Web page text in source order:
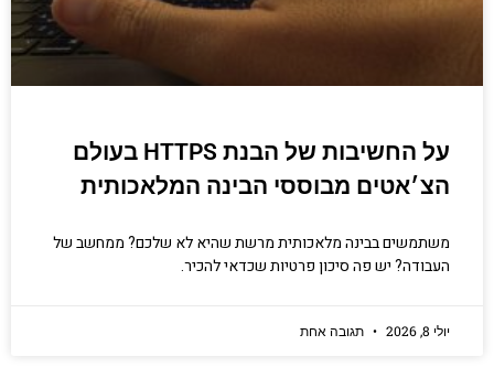
על החשיבות של הבנת HTTPS בעולם
הצ׳אטים מבוססי הבינה המלאכותית
משתמשים בבינה מלאכותית מרשת שהיא לא שלכם? ממחשב של
העבודה? יש פה סיכון פרטיות שכדאי להכיר.
יולי 8, 2026 תגובה אחת